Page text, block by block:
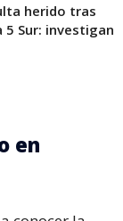
herido tras
5 Sur: investigan
en